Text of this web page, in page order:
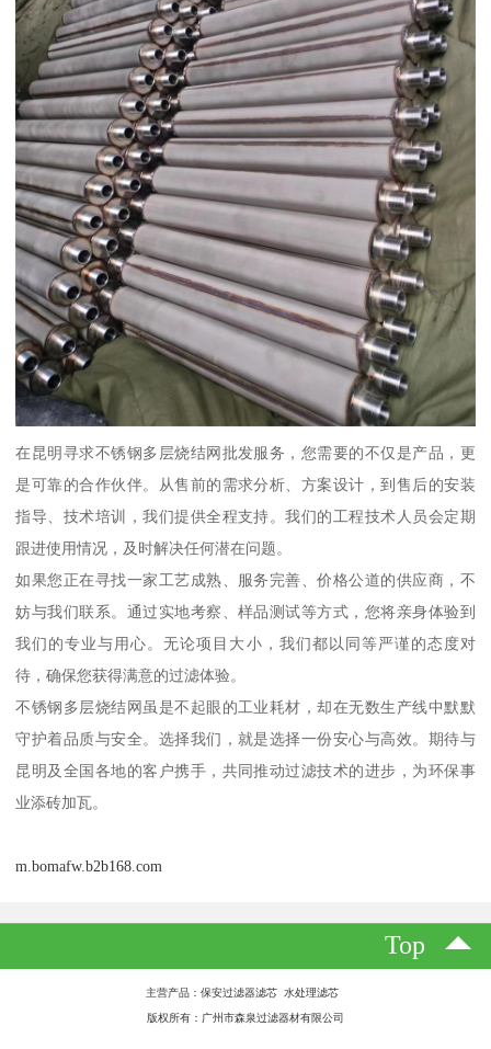
在昆明寻求不锈钢多层烧结网批发服务，您需要的不仅是产品，更
是可靠的合作伙伴。从售前的需求分析、方案设计，到售后的安装
指导、技术培训，我们提供全程支持。我们的工程技术人员会定期
跟进使用情况，及时解决任何潜在问题。
如果您正在寻找一家工艺成熟、服务完善、价格公道的供应商，不
妨与我们联系。通过实地考察、样品测试等方式，您将亲身体验到
我们的专业与用心。无论项目大小，我们都以同等严谨的态度对
待，确保您获得满意的过滤体验。
不锈钢多层烧结网虽是不起眼的工业耗材，却在无数生产线中默默
守护着品质与安全。选择我们，就是选择一份安心与高效。期待与
昆明及全国各地的客户携手，共同推动过滤技术的进步，为环保事
业添砖加瓦。
m.bomafw.b2b168.com
Top
主营产品：保安过滤器滤芯 水处理滤芯
版权所有：广州市森泉过滤器材有限公司